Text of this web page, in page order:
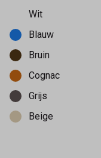
Wit
Blauw
Bruin
Cognac
Grijs
Beige